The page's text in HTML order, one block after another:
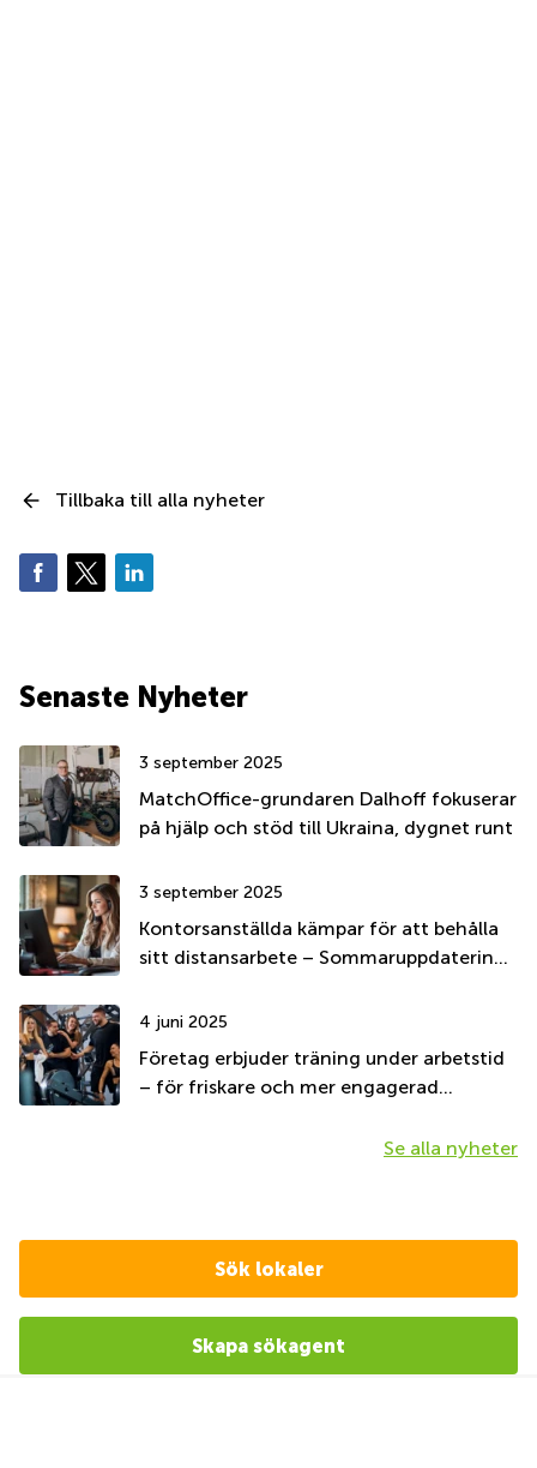
Tillbaka till alla nyheter
Senaste Nyheter
3 september 2025
MatchOffice-grundaren Dalhoff fokuserar
på hjälp och stöd till Ukraina, dygnet runt
3 september 2025
Kontorsanställda kämpar för att behålla
sitt distansarbete – Sommaruppdatering
4 juni 2025
Företag erbjuder träning under arbetstid
– för friskare och mer engagerad
Se alla nyheter
Sök lokaler
Skapa sökagent